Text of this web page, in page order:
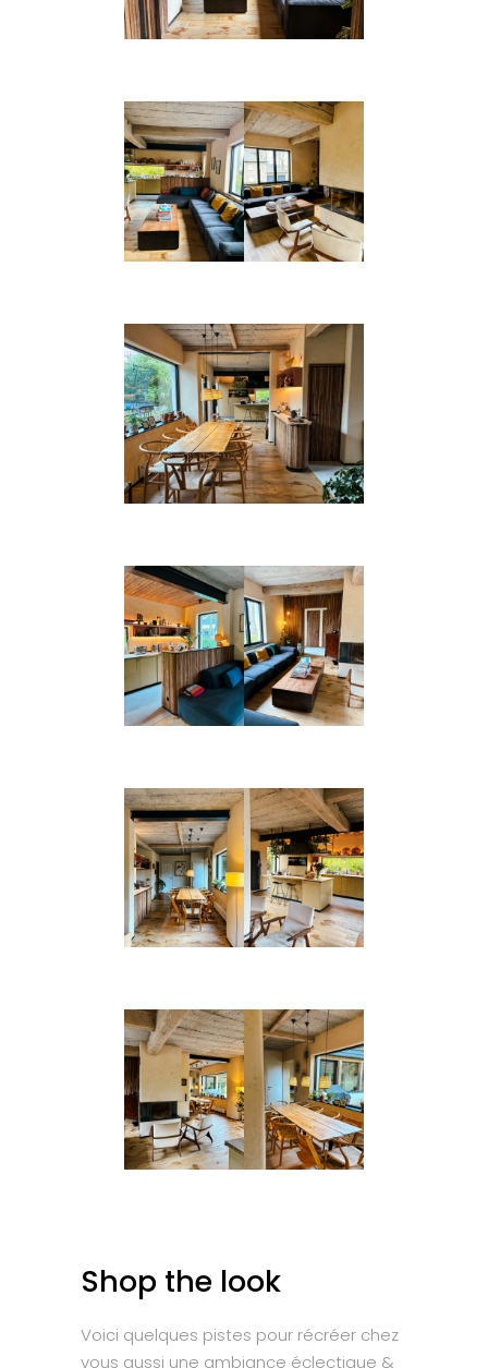
Shop the look
Voici quelques pistes pour récréer chez
vous aussi une ambiance éclectique &